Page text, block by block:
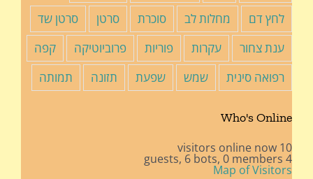
לחץ דם
מחלות לב סוכרת סרטן
סרטן שד
ענת צחור
עקרות פוריות פרוביוטיקה
קפה
רפואה סינית
שמש שפעת תזונה תמותה
Who's Online
10 visitors online now
4 guests,
6 bots, 0 members
Map of Visitors